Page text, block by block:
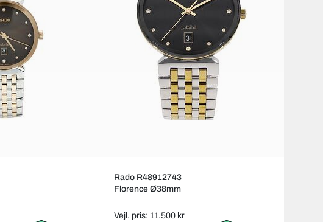
Rado R48912743
Florence Ø38mm
Vejl. pris: 11.500 kr